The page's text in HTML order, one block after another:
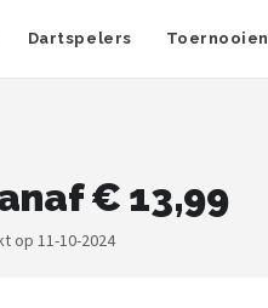
Dartspelers Toernooien
€ 13,99
op 11-10-2024